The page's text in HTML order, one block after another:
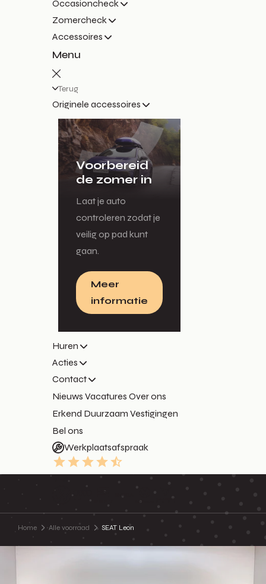
Occasioncheck
Zomercheck
Accessoires
Menu
Terug
Originele accessoires
Voorbereid
de zomer in
Laat je auto
controleren zodat je
veilig op pad kunt
gaan.
Meer
informatie
Huren
Acties
Contact
Nieuws Vacatures Over ons
Erkend Duurzaam Vestigingen
Bel ons
Werkplaatsafspraak
9.3
Home Alle voorraad SEAT Leon